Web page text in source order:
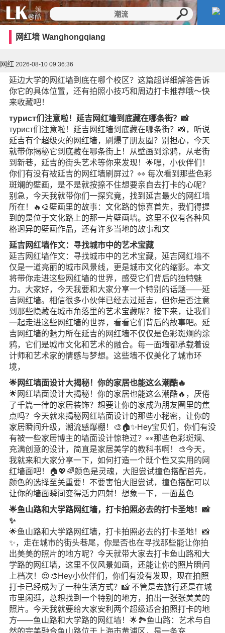
网红墙 Wanghongqiang
网红 2026-08-10 09:36:36
延边大学的网红墙到底在哪个校区？这篇超详细解答告诉
你它的具体位置，还有拍照小技巧和周边打卡推荐哦～快
来收藏吧！
турист们注意啦！延吉网红墙到底藏在哪条街？📸
турист们注意啦！延吉网红墙到底藏在哪条街？📸，听说
延吉有个超级火的网红墙，刷爆了朋友圈？别担心，今天
就带你揭秘它到底藏在哪条街上！从壁画到涂鸦，从老街
到新巷，延吉的街头艺术等你来发现！🌟嘿，小伙伴们！
你们有没有被延吉的网红墙刷屏过？👀 每次看到那些色彩
斑斓的壁画，是不是就按捺不住想要亲自去打卡的心呢？
别急，今天我就带你们一探究竟，找到延吉最火的网红墙
所在！🔥🎨壁画里的故事：文化路的惊喜首先，我们得提
到的是位于文化路上的那一片壁画墙。这里不仅有各种风
格迥异的壁画作品，还有许多当地的故事和文
延吉网红墙作文：寻找城市中的艺术宝藏
延吉网红墙作文：寻找城市中的艺术宝藏，延吉网红墙不
仅是一道亮丽的城市风景线，更是城市文化的缩影。本文
将带你走进这些网红墙的世界，感受它们背后的独特魅
力。大家好，今天我要和大家分享一个特别的话题——延
吉网红墙。相信很多小伙伴已经去过延吉，但你是否注意
到那些隐藏在城市角落里的艺术宝藏呢？接下来，让我们
一起走进这些网红墙的世界，看看它们背后的故事吧。延
吉网红墙的魅力所在延吉的网红墙不仅仅是色彩斑斓的涂
鸦，它们是城市文化和艺术的融合。每一面墙都承载着设
计师和艺术家的情感与梦想。这些墙不仅美化了城市环
境，
🌟网红墙面设计大揭秘！你的家居也能这么潮酷🔥
🌟网红墙面设计大揭秘！你的家居也能这么潮酷🔥，厌倦
了千篇一律的家居装饰？想要让你的家成为朋友圈里的焦
点吗？今天就来揭秘网红墙面设计的那些小秘密，让你的
家居瞬间升级，潮流感爆棚！🎨🏠✨Hey宝贝们，你们有没
有被一些家居博主的墙面设计惊艳过？👀那些色彩斑斓、
充满创意的设计，简直是家居美学的教科书啊！🎨今天，
我就来和大家分享一下，如何打造一个既个性又实用的网
红墙面吧！🏠💖🌈颜色是灵魂，大胆尝试撞色搭配首先，
颜色的选择至关重要！不要害怕大胆尝试，撞色搭配可以
让你的墙面瞬间变得活力四射！想象一下，一面蓝色
🌟鱼山路和大学路网红墙，打卡拍照必去的打卡圣地！📸
✨
🌟鱼山路和大学路网红墙，打卡拍照必去的打卡圣地！📸
✨，走在城市的街头巷尾，你是否也在寻找那些能让你拍
出美美的照片的地方呢？今天就带大家去打卡鱼山路和大
学路的网红墙，这里不仅风景如画，还能让你的照片瞬间
上档次！😍🎨Hey小伙伴们，你们有没有发现，现在拍照
打卡已经成为了一种生活方式？📸 不管是去旅行还是在城
市里闲逛，总想找到一个特别的地方，拍出一张张美美的
照片。今天我就要给大家安利两个超级适合拍照打卡的地
方——鱼山路和大学路的网红墙！🌟🏞️鱼山路：艺术与自
然的完美融合鱼山路位于上海市黄浦区，是一条充